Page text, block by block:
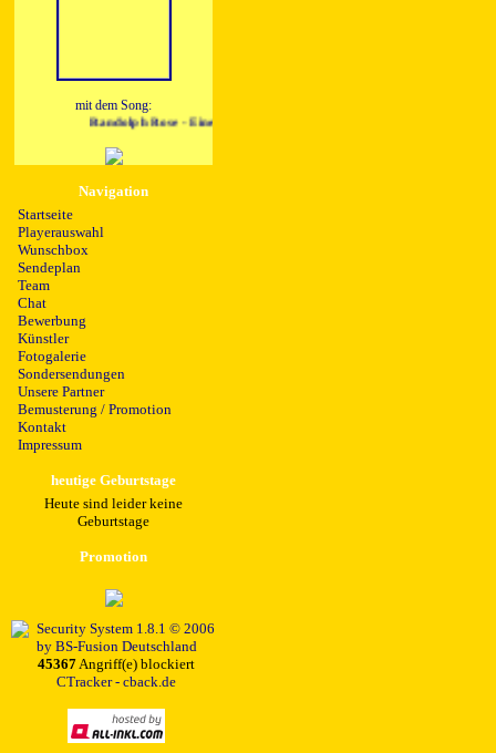
mit dem Song:
Randolph Rose - Eine Nacht
Navigation
Startseite
Playerauswahl
Wunschbox
Sendeplan
Team
Chat
Bewerbung
Künstler
Fotogalerie
Sondersendungen
Unsere Partner
Bemusterung / Promotion
Kontakt
Impressum
heutige Geburtstage
Heute sind leider keine
Geburtstage
Promotion
45367Angriff(e) blockiert
CTracker - cback.de